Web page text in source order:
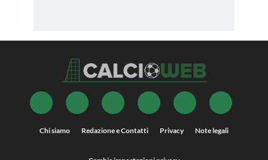
Chi siamo Redazione e Contatti Privacy Note legali